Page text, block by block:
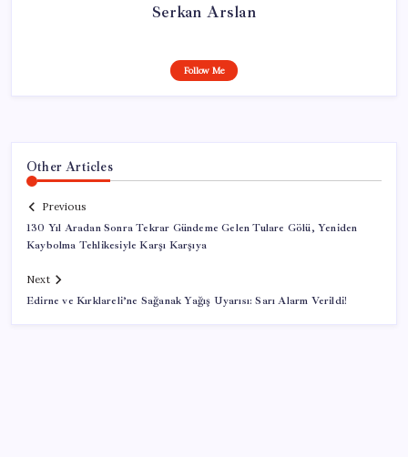
Serkan Arslan
Follow Me
Other Articles
Previous
130 Yıl Aradan Sonra Tekrar Gündeme Gelen Tulare Gölü, Yeniden
Kaybolma Tehlikesiyle Karşı Karşıya
Next
Edirne ve Kırklareli’ne Sağanak Yağış Uyarısı: Sarı Alarm Verildi!